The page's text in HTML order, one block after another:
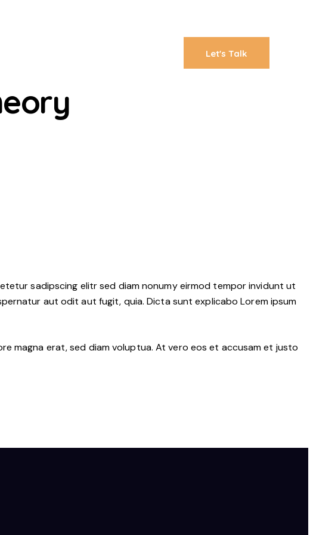
Let's Talk
sadipscing elitr sed diam nonumy eirmod tempor invidunt ut
aut odit aut fugit, quia. Dicta sunt explicabo Lorem ipsum
magna erat, sed diam voluptua. At vero eos et accusam et justo